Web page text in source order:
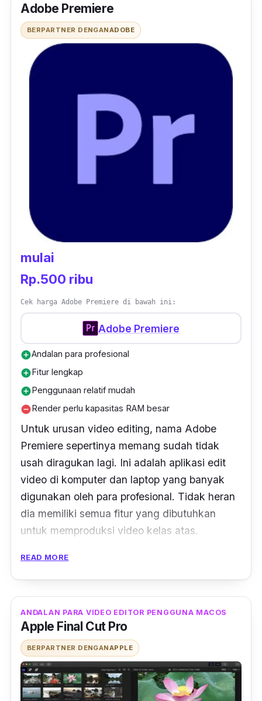
Adobe Premiere
BERPARTNER DENGANADOBE
mulai
Rp.500 ribu
Cek harga Adobe Premiere di bawah ini:
Adobe Premiere
add_circleAndalan para profesional
add_circleFitur lengkap
add_circlePenggunaan relatif mudah
remove_circleRender perlu kapasitas RAM besar
Untuk urusan video editing, nama Adobe
Premiere sepertinya memang sudah tidak
usah diragukan lagi. Ini adalah aplikasi edit
video di komputer dan laptop yang banyak
digunakan oleh para profesional. Tidak heran
dia memiliki semua fitur yang dibutuhkan
untuk memproduksi video kelas atas.
Konsekuensinya adalah dia membutuhkan
spesifikasi mesin yang tidak main-main juga.
Harganya juga masuk kelaspremiumuntuk
pemakaianfull features.Softwareini agak
overkill jika digunakan oleh para amatir yang
menggunakannya dilaptop edit video
sekedar untuksharingdi media sosial.
Seperti yang sudah disebutkan tadi, para
READ MORE
ANDALAN PARA VIDEO EDITOR PENGGUNA MACOS
Apple Final Cut Pro
BERPARTNER DENGANAPPLE